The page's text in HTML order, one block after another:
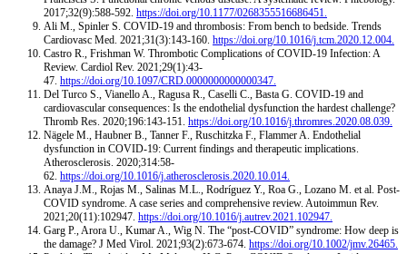
2017;32(9):588-592. https://doi.org/10.1177/0268355516686451.
Ali M., Spinler S. COVID-19 and thrombosis: From bench to bedside. Trends
Cardiovasc Med. 2021;31(3):143-160. https://doi.org/10.1016/j.tcm.2020.12.004.
Castro R., Frishman W. Thrombotic Complications of COVID-19 Infection: A
Review. Cardiol Rev. 2021;29(1):43-
47. https://doi.org/10.1097/CRD.0000000000000347.
Del Turco S., Vianello A., Ragusa R., Caselli C., Basta G. COVID-19 and
cardiovascular consequences: Is the endothelial dysfunction the hardest challenge?
Thromb Res. 2020;196:143-151. https://doi.org/10.1016/j.thromres.2020.08.039.
Nägele M., Haubner B., Tanner F., Ruschitzka F., Flammer A. Endothelial
dysfunction in COVID-19: Current findings and therapeutic implications.
Atherosclerosis. 2020;314:58-
62. https://doi.org/10.1016/j.atherosclerosis.2020.10.014.
Anaya J.M., Rojas M., Salinas M.L., Rodríguez Y., Roa G., Lozano M. et al. Post-
COVID syndrome. A case series and comprehensive review. Autoimmun Rev.
2021;20(11):102947. https://doi.org/10.1016/j.autrev.2021.102947.
Garg P., Arora U., Kumar A., Wig N. The “post-COVID” syndrome: How deep is
the damage? J Med Virol. 2021;93(2):673-674. https://doi.org/10.1002/jmv.26465.